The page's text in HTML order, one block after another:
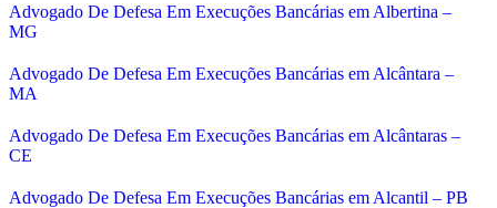
Advogado De Defesa Em Execuções Bancárias em Albertina –
MG
Advogado De Defesa Em Execuções Bancárias em Alcântara –
MA
Advogado De Defesa Em Execuções Bancárias em Alcântaras –
CE
Advogado De Defesa Em Execuções Bancárias em Alcantil – PB